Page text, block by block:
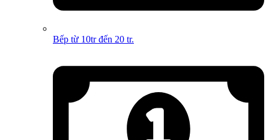
Bếp từ 10tr đến 20 tr.